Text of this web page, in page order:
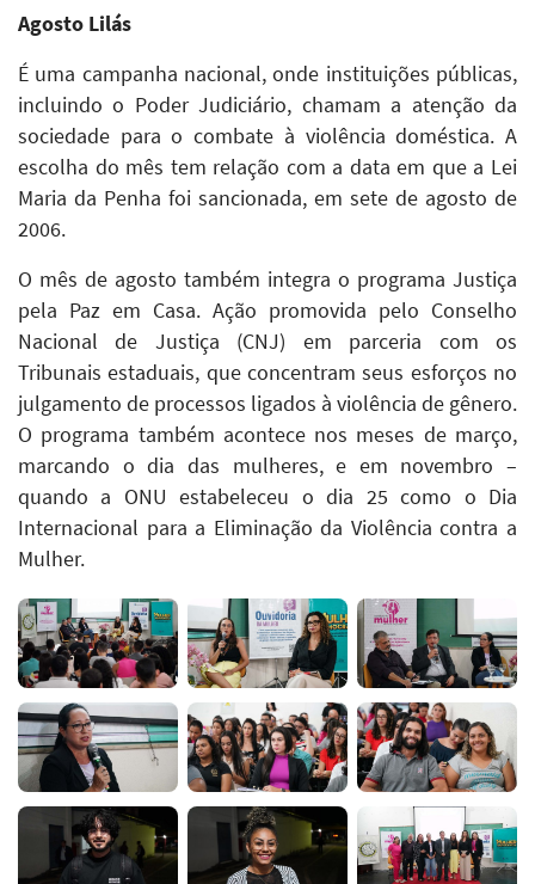
Agosto Lilás
É uma campanha nacional, onde instituições públicas,
incluindo o Poder Judiciário, chamam a atenção da
sociedade para o combate à violência doméstica. A
escolha do mês tem relação com a data em que a Lei
Maria da Penha foi sancionada, em sete de agosto de
2006.
O mês de agosto também integra o programa Justiça
pela Paz em Casa. Ação promovida pelo Conselho
Nacional de Justiça (CNJ) em parceria com os
Tribunais estaduais, que concentram seus esforços no
julgamento de processos ligados à violência de gênero.
O programa também acontece nos meses de março,
marcando o dia das mulheres, e em novembro –
quando a ONU estabeleceu o dia 25 como o Dia
Internacional para a Eliminação da Violência contra a
Mulher.